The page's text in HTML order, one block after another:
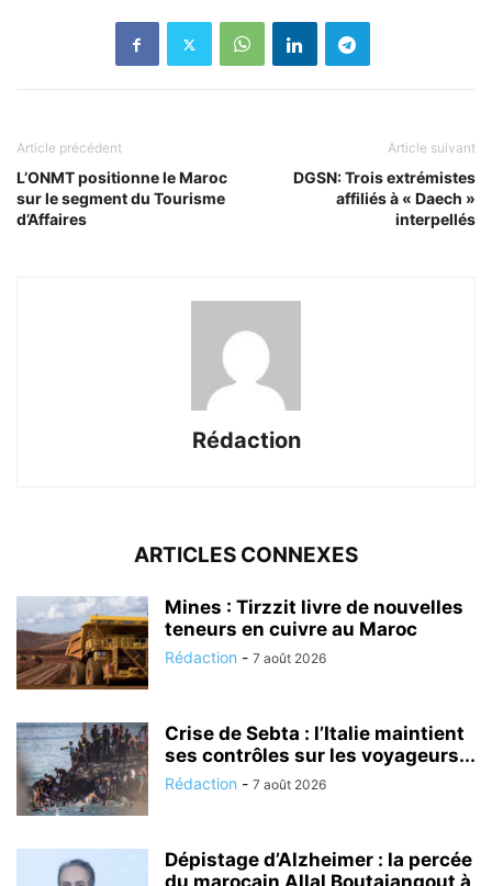
Article précédent
L’ONMT positionne le Maroc
sur le segment du Tourisme
d’Affaires
Article suivant
DGSN: Trois extrémistes
affiliés à « Daech »
interpellés
Rédaction
ARTICLES CONNEXES
Mines : Tirzzit livre de nouvelles
teneurs en cuivre au Maroc
Rédaction - 7 août 2026
Crise de Sebta : l’Italie maintient
ses contrôles sur les voyageurs...
Rédaction - 7 août 2026
Dépistage d’Alzheimer : la percée